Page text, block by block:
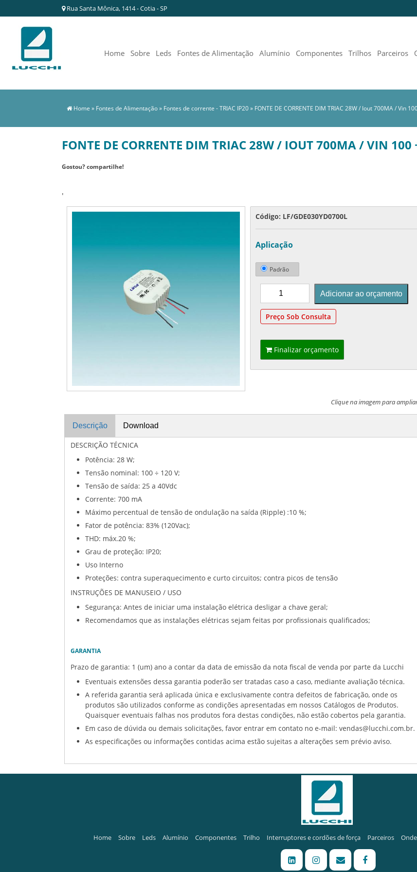
Rua Santa Mônica, 1414 - Cotia - SP
Home Sobre Leds Alumínio Componentes Trilhos
Fontes de Alimentação Parceiros
Home » Fontes de Alimentação» Fontes de corrente - TRIAC IP20» FONTE DE CORRENTE DIM TRIAC 28W / Iout 700MA / Vin
FONTE DE CORRENTE DIM TRIAC 28W / IOUT 700MA / VIN
Gostou? compartilhe!
'
Código: LF/GDE030YD0700L
Aplicação
Padrão
Preço Sob Consulta
Finalizar orçamento
Clique na imagem para
Descrição Download
DESCRIÇÃO TÉCNICA
Potência: 28 W;
Tensão nominal: 100 ÷ 120 V;
Tensão de saída: 25 a 40Vdc
Corrente: 700 mA
Máximo percentual de tensão de ondulação na saída (Ripple) :10 %;
Fator de potência: 83% (120Vac);
THD: máx.20 %;
Grau de proteção: IP20;
Uso Interno
Proteções: contra superaquecimento e curto circuitos; contra picos de tensão
INSTRUÇÕES DE MANUSEIO / USO
Segurança: Antes de iniciar uma instalação elétrica desligar a chave geral;
Recomendamos que as instalações elétricas sejam feitas por profissionais qualificados;
GARANTIA
Prazo de garantia: 1 (um) ano a contar da data de emissão da nota fiscal de venda por parte da Lucchi
Eventuais extensões dessa garantia poderão ser tratadas caso a caso, mediante avaliação técnica.
A referida garantia será aplicada única e exclusivamente contra defeitos de fabricação, onde os
produtos são utilizados conforme as condições apresentadas em nossos Catálogos de Produtos.
Quaisquer eventuais falhas nos produtos fora destas condições, não estão cobertos pela garantia.
Em caso de dúvida ou demais solicitações, favor entrar em contato no e-mail: vendas@lucchi.com.br.
As especificações ou informações contidas acima estão sujeitas a alterações sem prévio aviso.
Home Sobre Leds Alumínio Componentes Trilho Interruptores e cordões de força Parceiros